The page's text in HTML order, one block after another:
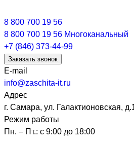
8 800 700 19 56
8 800 700 19 56 Многоканальный
+7 (846) 373-44-99
Заказать звонок
E-mail
info@zaschita-it.ru
Адрес
г. Самара, ул. Галактионовская,
Режим работы
Пн. – Пт.: с 9:00 до 18:00